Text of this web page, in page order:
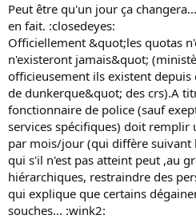
Peut être qu'un jour ça
en fait. :closedeyes:
Officiellement &quot;les quotas
n'existeront jamais&quot;
officieusement ils existent
de dunkerque&quot; des crs).A
fonctionnaire de police (sauf
services spécifiques) doit remplir
par mois/jour (qui diffère suivant
qui s'il n'est pas atteint peut ,au
hiérarchiques, restraindre des
qui explique que certains
souches... :wink2: